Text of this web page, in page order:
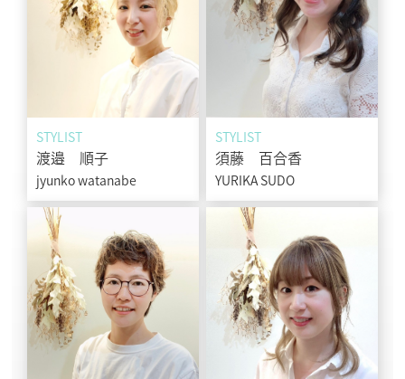
STYLIST
渡邉 順子
jyunko watanabe
STYLIST
須藤 百合香
YURIKA SUDO